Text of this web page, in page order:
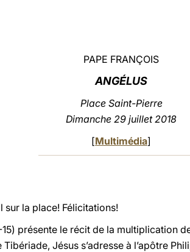
PAPE FRANÇOIS
ANGÉLUS
Place Saint-Pierre
Dimanche 29 juillet 2018
[Multimédia]
sur la place! Félicitations!
15) présente le récit de la multiplication
Jésus s’adresse à l’apôtre